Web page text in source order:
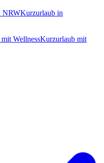
NRWKurzurlaub in
WellnessKurzurlaub mit